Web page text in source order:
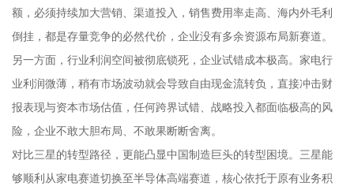
额，必须持续加大营销、渠道投入，销售费用率走高、海内外毛利
倒挂，都是存量竞争的必然代价，企业没有多余资源布局新赛道。
另一方面，行业利润空间被彻底锁死，企业试错成本极高。家电行
业利润微薄，稍有市场波动就会导致自由现金流转负，直接冲击财
报表现与资本市场估值，任何跨界试错、战略投入都面临极高的风
险，企业不敢大胆布局、不敢果断断舍离。
对比三星的转型路径，更能凸显中国制造巨头的转型困境。三星能
够顺利从家电赛道切换至半导体高端赛道，核心依托于原有业务积